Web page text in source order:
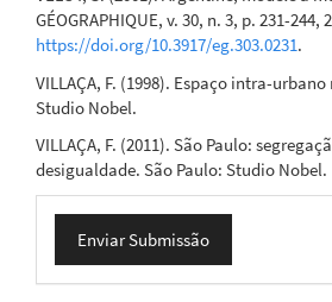
GÉOGRAPHIQUE, v. 30, n. 3, p. 231-244,
https://doi.org/10.3917/eg.303.0231.
VILLAÇA, F. (1998). Espaço intra-
Studio Nobel.
VILLAÇA, F. (2011). São Paulo:
desigualdade. São Paulo: Studio Nobel.
Enviar
Submissão
Enviar Submissão